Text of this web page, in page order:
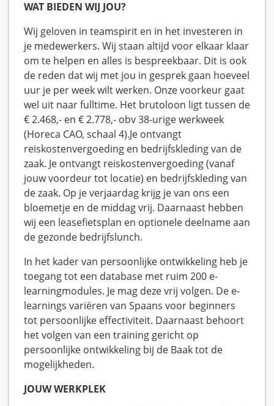
WAT BIEDEN WIJ JOU?
Wij geloven in teamspirit en in het investeren in
je medewerkers. Wij staan altijd voor elkaar klaar
om te helpen en alles is bespreekbaar. Dit is ook
de reden dat wij met jou in gesprek gaan hoeveel
uur je per week wilt werken. Onze voorkeur gaat
wel uit naar fulltime. Het brutoloon ligt tussen de
€ 2.468,- en € 2.778,- obv 38-urige werkweek
(Horeca CAO, schaal 4).Je ontvangt
reiskostenvergoeding en bedrijfskleding van de
zaak. Je ontvangt reiskostenvergoeding (vanaf
jouw voordeur tot locatie) en bedrijfskleding van
de zaak. Op je verjaardag krijg je van ons een
bloemetje en de middag vrij. Daarnaast hebben
wij een leasefietsplan en optionele deelname aan
de gezonde bedrijfslunch.
In het kader van persoonlijke ontwikkeling heb je
toegang tot een database met ruim 200 e-
learningmodules. Je mag deze vrij volgen. De e-
learnings variëren van Spaans voor beginners
tot persoonlijke effectiviteit. Daarnaast behoort
het volgen van een training gericht op
persoonlijke ontwikkeling bij de Baak tot de
mogelijkheden.
JOUW WERKPLEK